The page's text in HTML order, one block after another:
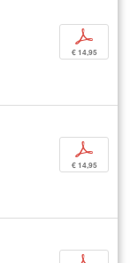
p
€ 14,95
p
€ 14,95